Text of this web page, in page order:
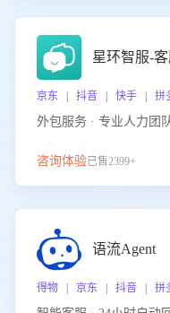
星环智服-
京东 | 抖音 | 快手 | 拼
外包服务 · 专业人力团
咨询体验已售2399+
语流Agent
得物 | 京东 | 抖音 | 拼